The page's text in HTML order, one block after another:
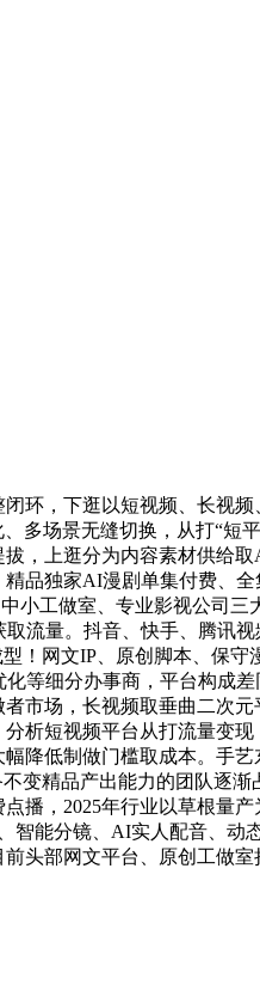
，下逛以短视频、长视频
多场景无缝切换，从打“短
，上逛分为内容素材供给
品独家AI漫剧单集付费、
小工做室、专业影视公司三
流量。抖音、快手、腾讯
！网文IP、原创脚本、保
等细分办事商，平台构成
市场，长视频取垂曲二次
析短视频平台从打流量变
降低制做门槛取成本。手
变精品产出能力的团队逐
播，2025年行业以草根量
智能分镜、AI实人配音、动
头部网文平台、原创工做